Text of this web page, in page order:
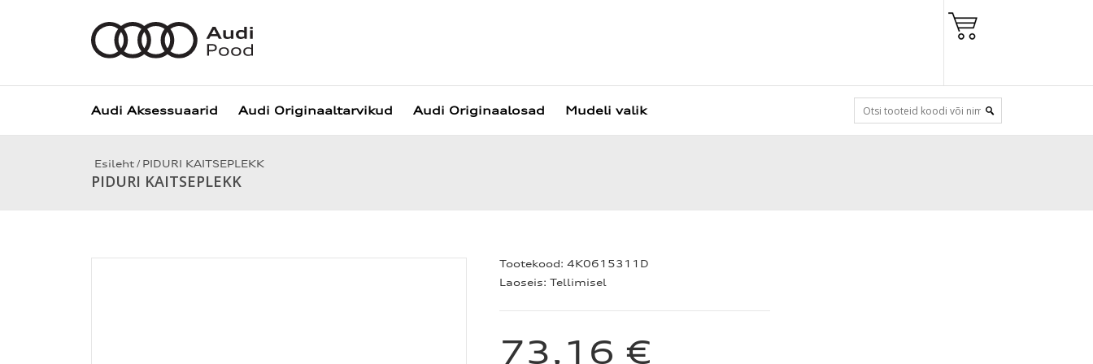
Audi Aksessuaarid Audi Originaaltarvikud Audi Originaalosad Mudeli valik
Esileht / PIDURI KAITSEPLEKK
PIDURI KAITSEPLEKK
Tootekood: 4K0615311D
Laoseis: Tellimisel
73,16 €